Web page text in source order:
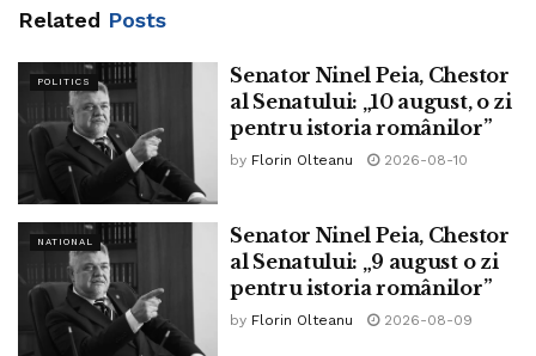
şi parolă, care au fost comunicate fiecărui parlamentar prin
SMS.Demnitarii şi-au exprimat opţiunea de vot prin
acţionarea unuia dintre butoanele: “DA”, “NU”, “AB”
(abţinere) şi “NU VOTEZ”.
Tags: aprobare catalin serban parlamentul româniei
premiera stare de urgenta vot online
www.bpnews.ro
Related Posts
POLITICS
Senator Ninel Peia, Chestor
al Senatului: „10 august, o zi
pentru istoria românilor”
by Florin Olteanu 2026-08-10
NATIONAL
Senator Ninel Peia, Chestor
al Senatului: „9 august o zi
pentru istoria românilor”
by Florin Olteanu 2026-08-09